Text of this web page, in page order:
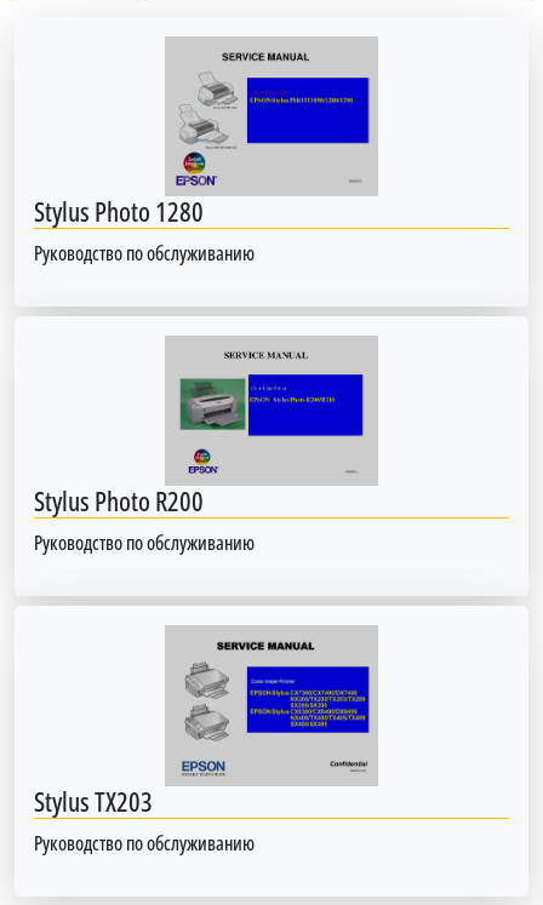
Stylus Photo 1280
Руководство по обслуживанию
Stylus Photo R200
Руководство по обслуживанию
Stylus TX203
Руководство по обслуживанию